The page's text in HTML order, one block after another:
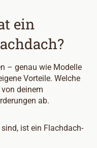
ein
– genau wie Modelle
Vorteile. Welche
deinem
ab.
ist ein Flachdach-